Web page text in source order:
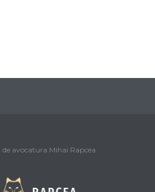
avocatura Mihai Rapcea